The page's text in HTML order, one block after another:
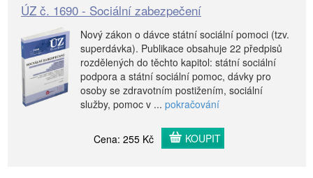
ÚZ č. 1690 - Sociální zabezpečení
Nový zákon o dávce státní sociální pomoci (tzv.
superdávka). Publikace obsahuje 22 předpisů
rozdělených do těchto kapitol: státní sociální
podpora a státní sociální pomoc, dávky pro
osoby se zdravotním postižením, sociální
služby, pomoc v ... pokračování
Cena: 255 Kč KOUPIT